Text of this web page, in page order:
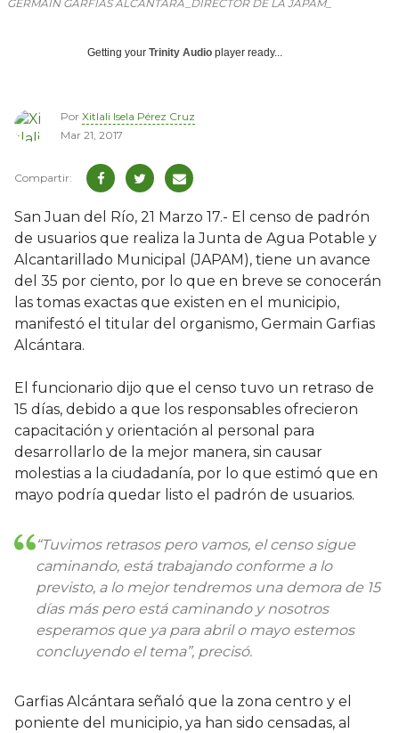
GERMAIN GARFIAS ALCANTARA_DIRECTOR DE LA JAPAM_
Getting your Trinity Audio player ready...
Por Xitlali Isela Pérez Cruz
Mar 21, 2017
San Juan del Río, 21 Marzo 17.- El censo de padrón
de usuarios que realiza la Junta de Agua Potable y
Alcantarillado Municipal (JAPAM), tiene un avance
del 35 por ciento, por lo que en breve se conocerán
las tomas exactas que existen en el municipio,
manifestó el titular del organismo, Germain Garfias
Alcántara.
El funcionario dijo que el censo tuvo un retraso de
15 días, debido a que los responsables ofrecieron
capacitación y orientación al personal para
desarrollarlo de la mejor manera, sin causar
molestias a la ciudadanía, por lo que estimó que en
mayo podría quedar listo el padrón de usuarios.
“Tuvimos retrasos pero vamos, el censo sigue
caminando, está trabajando conforme a lo
previsto, a lo mejor tendremos una demora de 15
días más pero está caminando y nosotros
esperamos que ya para abril o mayo estemos
concluyendo el tema”, precisó.
Garfias Alcántara señaló que la zona centro y el
poniente del municipio, ya han sido censadas, al